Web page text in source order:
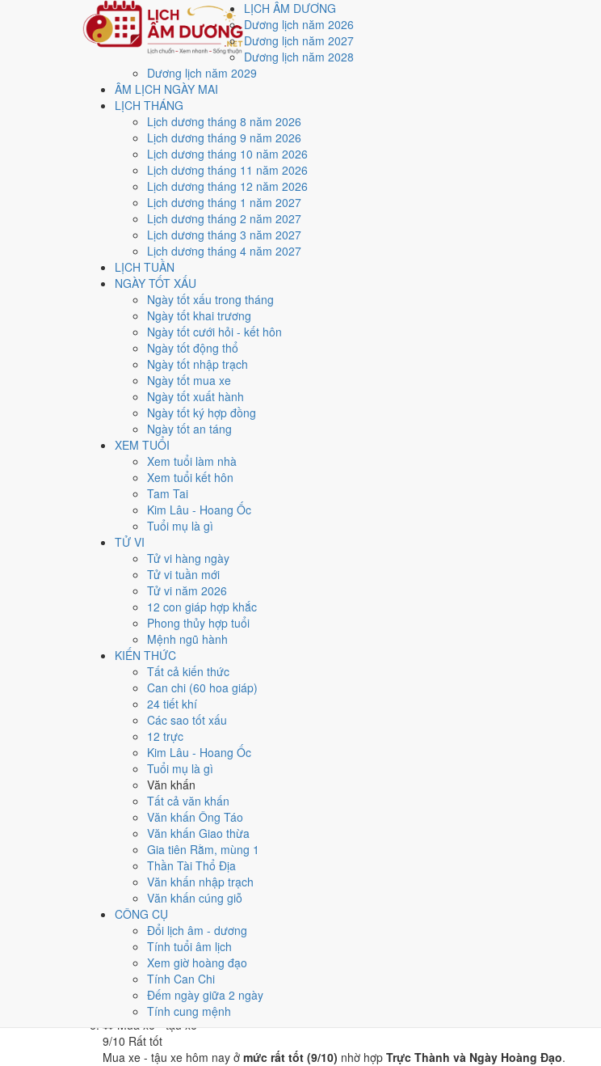
LỊCH ÂM DƯƠNG
Dương lịch năm 2026
Dương lịch năm 2027
Dương lịch năm 2028
Dương lịch năm 2029
ÂM LỊCH NGÀY MAI
LỊCH THÁNG
Lịch dương tháng 8 năm 2026
Lịch dương tháng 9 năm 2026
Lịch dương tháng 10 năm 2026
Lịch dương tháng 11 năm 2026
Lịch dương tháng 12 năm 2026
Lịch dương tháng 1 năm 2027
Lịch dương tháng 2 năm 2027
Lịch dương tháng 3 năm 2027
Lịch dương tháng 4 năm 2027
LỊCH TUẦN
NGÀY TỐT XẤU
Ngày tốt xấu trong tháng
Ngày tốt khai trương
Ngày tốt cưới hỏi - kết hôn
Ngày tốt động thổ
Ngày tốt nhập trạch
Ngày tốt mua xe
Ngày tốt xuất hành
Ngày tốt ký hợp đồng
Ngày tốt an táng
XEM TUỔI
Xem tuổi làm nhà
Xem tuổi kết hôn
Tam Tai
Kim Lâu - Hoang Ốc
Tuổi mụ là gì
TỬ VI
Tử vi hàng ngày
Tử vi tuần mới
Tử vi năm 2026
12 con giáp hợp khắc
Phong thủy hợp tuổi
Mệnh ngũ hành
KIẾN THỨC
Tất cả kiến thức
Can chi (60 hoa giáp)
24 tiết khí
Các sao tốt xấu
12 trực
Kim Lâu - Hoang Ốc
Tuổi mụ là gì
Văn khấn
Tất cả văn khấn
Văn khấn Ông Táo
Văn khấn Giao thừa
Gia tiên Rằm, mùng 1
Thần Tài Thổ Địa
Văn khấn nhập trạch
Văn khấn cúng giỗ
CÔNG CỤ
Đổi lịch âm - dương
Tính tuổi âm lịch
Xem giờ hoàng đạo
Tính Can Chi
Đếm ngày giữa 2 ngày
Tính cung mệnh
Trang chủ
Lịch năm 2026
Tháng 8/2026
Ngày 9/8/2026 (Ất Mão)
Xem ngày9/8/2026
Ngày 9/8/2026 dương lịch (Chủ Nhật) là ngày 27/6/2026 âm lịch
điểm trung bình9.3/10cho các việc quan trọng. Giờ Hoàng Đạo trong ngày:
Ngày Dương
Ngày Âm
Tháng 8 năm 2026
Tháng 6 âm năm 2026
Ất Mùi
Ngày Ất Mão có TrựcThành(ngày thành tựu - đại cát, tốt cho mọi việc) và gặp Sao
, rất hợp cho cưới hỏi, khai trương, ký kết.
Mùi, Hợi, Tuất hợp ngày; tuổi
Ngày 9/8/2026 tốt hay xấu cho việc gì?
Ngày 9/8/2026 đạt9.3/10trung bình cho 7 việc chính: cao nhất là
mọi việc) và gặp Sao Bảo Quang (Thiên Đức) hoàng đạo nên điểm từng việc chênh nhau như bảng dưới.
💍
Cưới hỏi - đính hôn
/10Rất tốt
Cưới hỏi - đính hôn hôm nay ở
Cách tính ngày tốt
Khai trương - mở cửa hàng
Rất tốt
Khai trương - mở cửa hàng hôm nay ở
Cách tính ngày tốt
Ký hợp đồng - giao ước
Rất tốt
Ký hợp đồng - giao ước hôm nay ở
Cách tính ngày tốt
Động thổ - khởi công
Rất tốt
Động thổ - khởi công hôm nay ở
Cách tính ngày tốt
Nhập trạch - vào nhà mới
/10Rất tốt
Nhập trạch - vào nhà mới hôm nay ở
Cách tính ngày tốt
🚗Mua xe - tậu xe
9/10 Rất tốt
Mua xe - tậu xe hôm nay ở mức rất tốt (9/10) nhờ hợp Trực Thành và Ngày Hoàng Đạo.